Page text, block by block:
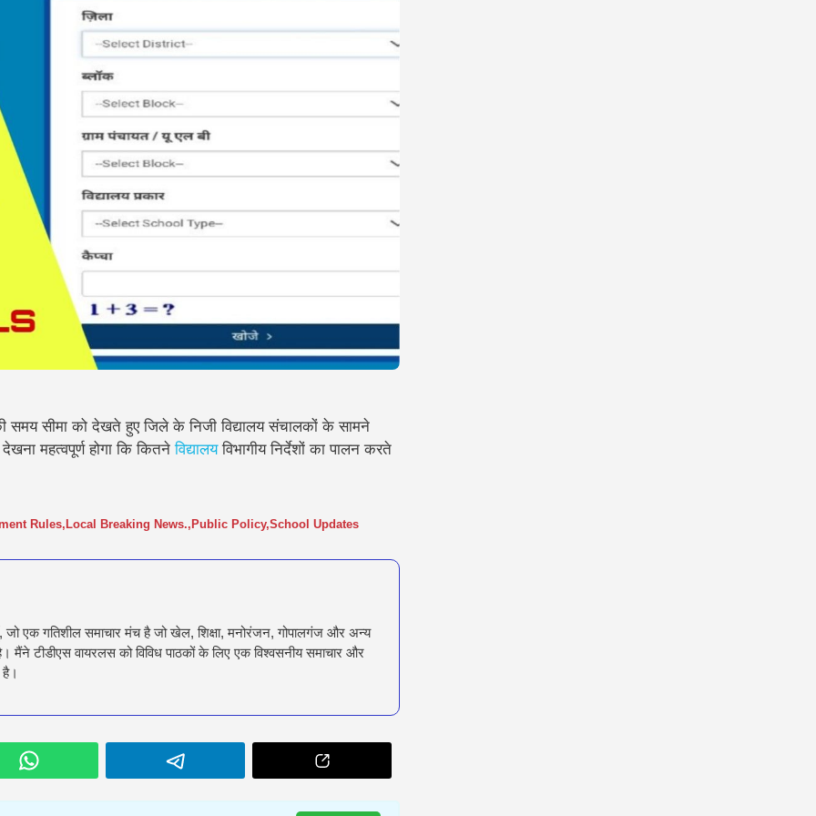
सीमा को देखते हुए जिले के निजी विद्यालय संचालकों के सामने
महत्वपूर्ण होगा कि कितनेविद्यालयविभागीय निर्देशों का पालन करते
Rules, Local Breaking News., Public Policy,School Updates
एक गतिशील समाचार मंच है जो खेल, शिक्षा, मनोरंजन, गोपालगंज और अन्य
मैंने टीडीएस वायरलस को विविध पाठकों के लिए एक विश्वसनीय समाचार और